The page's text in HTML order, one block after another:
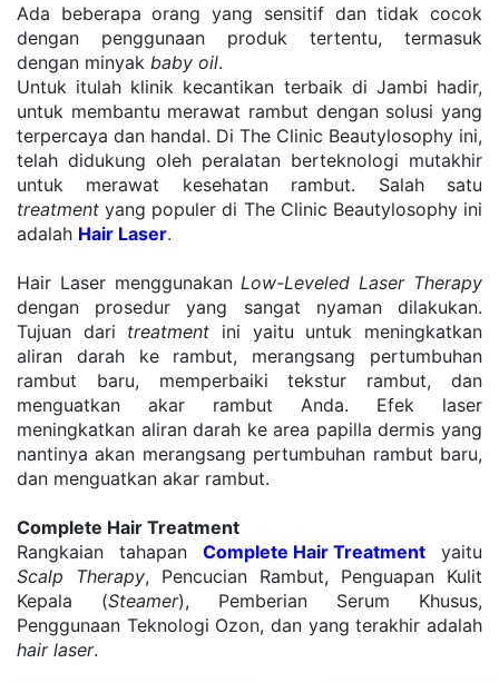
Ada beberapa orang yang sensitif dan tidak cocok
dengan penggunaan produk tertentu, termasuk
dengan minyak baby oil.
Untuk itulah klinik kecantikan terbaik di Jambi hadir,
untuk membantu merawat rambut dengan solusi yang
terpercaya dan handal. Di The Clinic Beautylosophy ini,
telah didukung oleh peralatan berteknologi mutakhir
treatment yang populer di The Clinic Beautylosophy ini
adalah Hair Laser.
Hair Laser menggunakan Low-Leveled Laser Therapy
dengan prosedur yang sangat nyaman dilakukan.
Tujuan dari treatment ini yaitu untuk meningkatkan
aliran darah ke rambut, merangsang pertumbuhan
rambut baru, memperbaiki tekstur rambut, dan
menguatkan akar rambut Anda. Efek laser
meningkatkan aliran darah ke area papilla dermis yang
nantinya akan merangsang pertumbuhan rambut baru,
dan menguatkan akar rambut.
Complete Hair Treatment
Rangkaian tahapan Complete Hair Treatment
Scalp Therapy, Pencucian Rambut, Penguapan Kulit
Kepala (Steamer), Pemberian Serum Khusus,
hair laser.